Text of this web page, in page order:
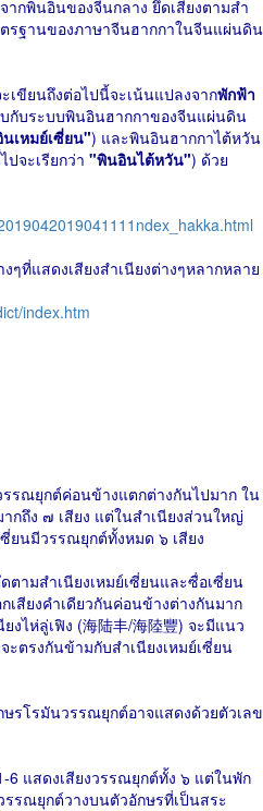
ากพินอินของจีนกลาง ยึดเสียงตามสำ
รฐานของภาษาจีนฮากกาในจีนแผ่นดิน
เขียนถึงต่อไปนี้จะเน้นแปลงจากพักฟ้า
บกับระบบพินอินฮากกาของจีนแผ่นดิน
เหมย์เซี่ยน") และพินอินฮากกาไต้หวัน
จะเรียกว่า "พินอินไต้หวัน") ด้วย
ที่แสดงเสียงสำเนียงต่างๆหลากหลาย
index.htm
รรณยุกต์ค่อนข้างแตกต่างกันไปมาก ใน
กถึง ๗ เสียง แต่ในสำเนียงส่วนใหญ่
ยนมีวรรณยุกต์ทั้งหมด ๖​ เสียง
ตามสำเนียงเหมย์เซี่ยนและซื่อเซี่ยน
เสียงคำเดียวกันค่อนข้างต่างกันมาก
งไห่ลู่เฟิง (海陆丰/海陸豐) จะมีแนว
ตรงกันข้ามกับสำเนียงเหมย์เซี่ยน
รโรมันวรรณยุกต์อาจแสดงด้วยตัวเลข
6 แสดงเสียงวรรณยุกต์ทั้ง ๖ แต่ในพัก
รรณยุกต์วางบนตัวอักษรที่เป็นสระ